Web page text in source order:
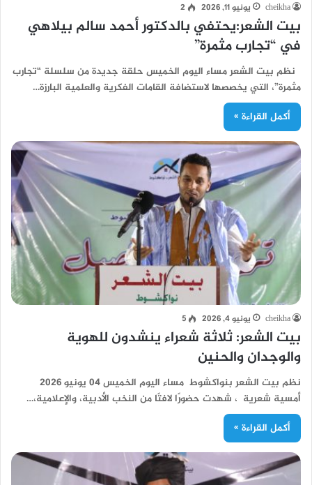
cheikha يونيو 11, 2026 2
بيت الشعر:يحتفي بالدكتور أحمد سالم بيلاهي
في “تجارب مثمرة”
نظم بيت الشعر مساء اليوم الخميس حلقة جديدة من سلسلة “تجارب
مثمرة”، التي يخصصها لاستضافة القامات الفكرية والعلمية البارزة…
أكمل القراءة »
cheikha يونيو 4, 2026 5
بيت الشعر: ثلاثة شعراء ينشدون للهوية
والوجدان والحنين
نظم بيت الشعر بنواكشوط مساء اليوم الخميس 04 يونيو 2026
أمسية شعرية ، شهدت حضورًا لافتًا من النخب الأدبية، والإعلامية،…
أكمل القراءة »